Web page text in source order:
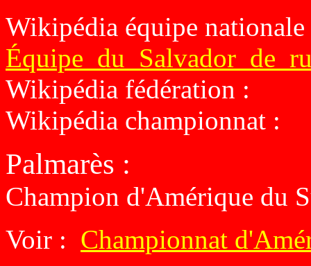
Wikipédia équipe
Wikipédia fédération :
Wikipédia championnat :
Palmarès :
Champion d'Amérique du
Voir : Championnat